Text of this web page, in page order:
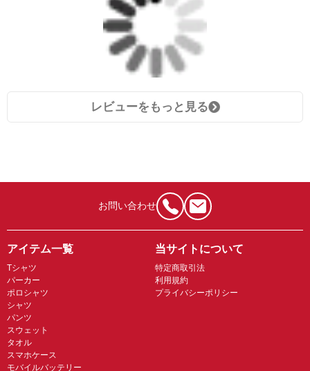
レビューをもっと見る
お問い合わせ
アイテム一覧
Tシャツ
パーカー
ポロシャツ
シャツ
パンツ
スウェット
タオル
スマホケース
モバイルバッテリー
当サイトについて
特定商取引法
利用規約
プライバシーポリシー